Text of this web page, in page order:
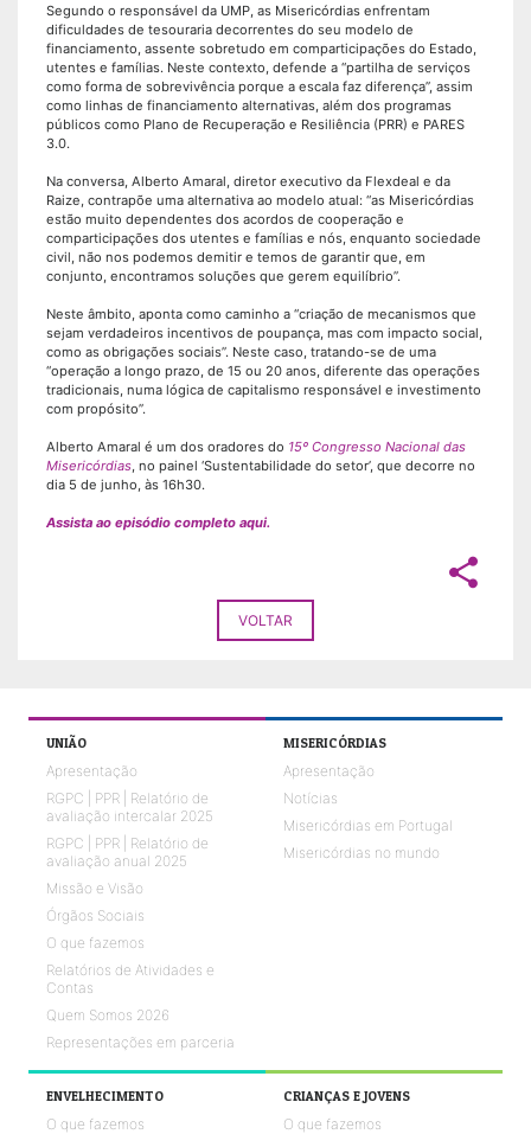
Segundo o responsável da UMP, as Misericórdias enfrentam
dificuldades de tesouraria decorrentes do seu modelo de
financiamento, assente sobretudo em comparticipações do Estado,
utentes e famílias. Neste contexto, defende a “partilha de serviços
como forma de sobrevivência porque a escala faz diferença”, assim
como linhas de financiamento alternativas, além dos programas
públicos como Plano de Recuperação e Resiliência (PRR) e PARES
3.0.
Na conversa, Alberto Amaral, diretor executivo da Flexdeal e da
Raize, contrapõe uma alternativa ao modelo atual: “as Misericórdias
estão muito dependentes dos acordos de cooperação e
comparticipações dos utentes e famílias e nós, enquanto sociedade
civil, não nos podemos demitir e temos de garantir que, em
conjunto, encontramos soluções que gerem equilíbrio”.
Neste âmbito, aponta como caminho a “criação de mecanismos que
sejam verdadeiros incentivos de poupança, mas com impacto social,
como as obrigações sociais”. Neste caso, tratando-se de uma
“operação a longo prazo, de 15 ou 20 anos, diferente das operações
tradicionais, numa lógica de capitalismo responsável e investimento
com propósito”.
Alberto Amaral é um dos oradores do 15º Congresso Nacional das
Misericórdias , no painel ‘Sustentabilidade do setor’, que decorre no
dia 5 de junho, às 16h30.
Assista ao episódio completo aqui.
share
VOLTAR
UNIÃO
Apresentação
RGPC | PPR | Relatório de
avaliação intercalar 2025
RGPC | PPR | Relatório de
avaliação anual 2025
Missão e Visão
Órgãos Sociais
O que fazemos
Relatórios de Atividades e
Contas
Quem Somos 2026
Representações em parceria
MISERICÓRDIAS
Apresentação
Notícias
Misericórdias em Portugal
Misericórdias no mundo
ENVELHECIMENTO
O que fazemos
CRIANÇAS E JOVENS
O que fazemos